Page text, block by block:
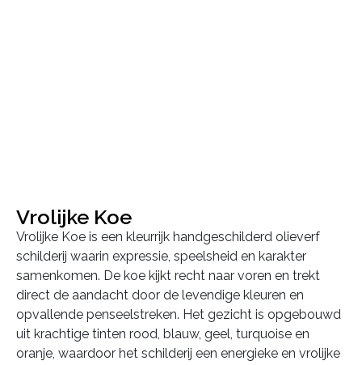
Vrolijke Koe
Vrolijke Koe is een kleurrijk handgeschilderd olieverf
schilderij waarin expressie, speelsheid en karakter
samenkomen. De koe kijkt recht naar voren en trekt
direct de aandacht door de levendige kleuren en
opvallende penseelstreken. Het gezicht is opgebouwd
uit krachtige tinten rood, blauw, geel, turquoise en
oranje, waardoor het schilderij een energieke en vrolijke